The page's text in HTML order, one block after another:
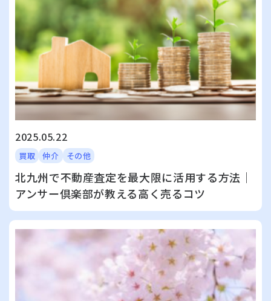
2025.05.22
買取 仲介 その他
北九州で不動産査定を最大限に活用する方法｜
アンサー倶楽部が教える高く売るコツ